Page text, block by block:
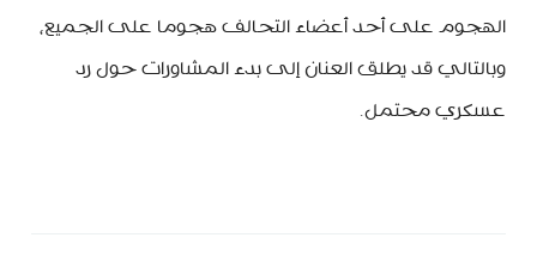
الهجوم على أحد أعضاء التحالف هجوما على الجميع،
وبالتالي قد يطلق العنان إلى بدء المشاورات حول رد
عسكري محتمل.